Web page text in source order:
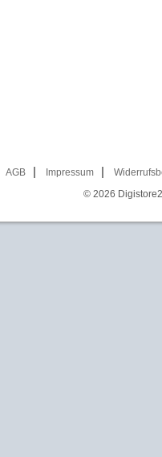
AGB Impressum
© 2026